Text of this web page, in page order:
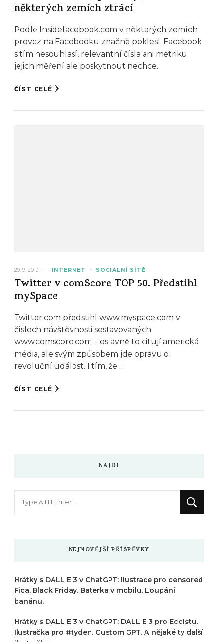
některých zemích ztrácí
Podle Insidefacebook.com v některých zemích
provoz na Facebooku značně poklesl. Facebook
s tím nesouhlasí, relevantní čísla ani metriku
jejich měření ale poskytnout nechce.
ČÍST CELÉ
29. 9. 2010 INTERNET SOCIÁLNÍ SÍTĚ
Twitter v comScore TOP 50. Předstihl
mySpace
Twitter.com předstihl www.myspace.com v
číslech návštěvnosti sestavovaných
www.comscore.com – oslavně to citují americká
média, ale svým způsobem jde opravu o
revoluční událost. I tím, že …
ČÍST CELÉ
NAJDI
NEJNOVĚJŠÍ PŘÍSPĚVKY
Hrátky s DALL E 3 v ChatGPT: Ilustrace pro censored
Fica. Black Friday. Baterka v mobilu. Loupání
banánu.
Hrátky s DALL E 3 v ChatGPT: DALL E 3 pro Ecoistu.
Ilustračka pro #tyden. Custom GPT. A nějaké ty další